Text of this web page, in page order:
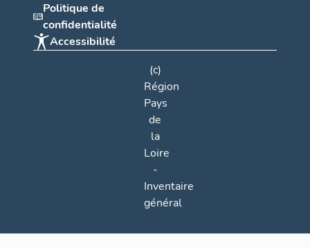
Politique de
confidentialité
Accessibilité
(c)
Région
Pays
de
la
Loire
-
Inventaire
général